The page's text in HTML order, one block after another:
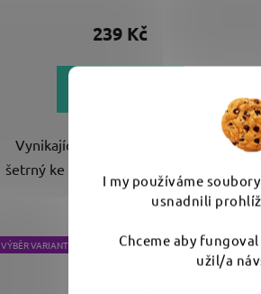
I my používáme
usnadnili
Chceme aby
užil/a
239 Kč
Vynikající čistič interiéru, který je
šetrný ke všem povrchům a zároveň
velmi účinný....
VÝBĚR VARIANT